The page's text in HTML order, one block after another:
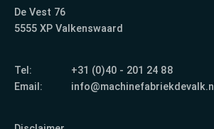
De Vest 76
5555 XP Valkenswaard
Tel:
+31 (0)40 - 201 24 88
Email:
info@machinefabriekdevalk.nl